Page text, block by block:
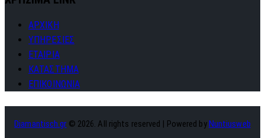
ΑΡΧΙΚΗ
ΥΠΗΡΕΣΙΕΣ
ΕΤΑΙΡΙΑ
ΚΑΤΑΣΤΗΜΑ
ΕΠΙΚΟΙΝΩΝΙΑ
Diamantisch.gr © 2026. All rights reserved | Powered byNuntiusweb